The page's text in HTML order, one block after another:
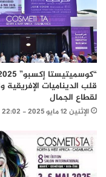
قلب الديناميات الإفريقية
لقطاع الجمال
الإثنين 12 مايو 2025 - 22:02